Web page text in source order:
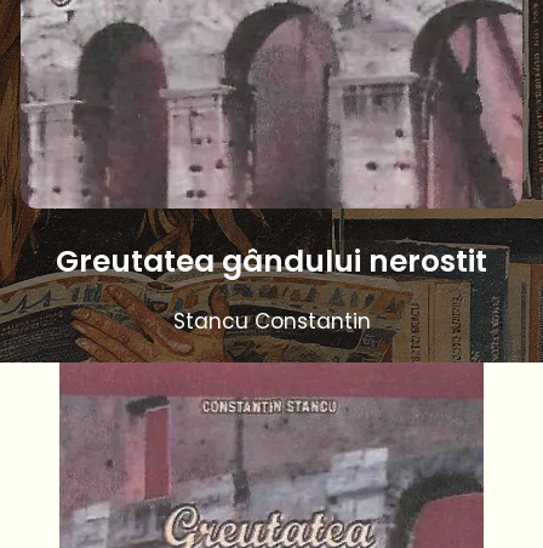
Greutatea gândului nerostit
Stancu Constantin